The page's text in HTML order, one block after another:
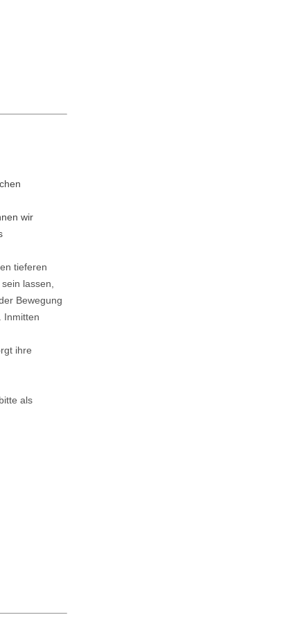
wir
tieferen
lassen,
Bewegung
Inmitten
ihre
als